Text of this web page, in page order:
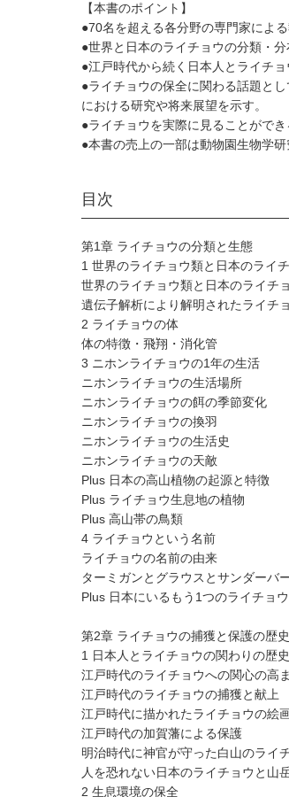
【本書のポイント】
●70名を超える各分野の専門家によ
●世界と日本のライチョウの分類・
●江戸時代から続く日本人とライチ
●ライチョウの保全に関わる話題と
における研究や将来展望を示す。
●ライチョウを実際に見ることがで
●本書の売上の一部は動物園生物学
目次
第1章 ライチョウの分類と生態
1 世界のライチョウ類と日本のライ
世界のライチョウ類と日本のライチ
遺伝子解析により解明されたライチ
2 ライチョウの体
体の特徴・飛翔・消化管
3 ニホンライチョウの1年の生活
ニホンライチョウの生活場所
ニホンライチョウの餌の季節変化
ニホンライチョウの換羽
ニホンライチョウの生活史
ニホンライチョウの天敵
Plus 日本の高山植物の起源と特徴
Plus ライチョウ生息地の植物
Plus 高山帯の鳥類
4 ライチョウという名前
ライチョウの名前の由来
ターミガンとグラウスとサンダーバ
Plus 日本にいるもう1つのライチョ
第2章 ライチョウの捕獲と保護の歴史
1 日本人とライチョウの関わりの歴史
江戸時代のライチョウへの関心の高
江戸時代のライチョウの捕獲と献上
江戸時代に描かれたライチョウの絵
江戸時代の加賀藩による保護
明治時代に神官が守った白山のライ
人を恐れない日本のライチョウと山
2 生息環境の保全